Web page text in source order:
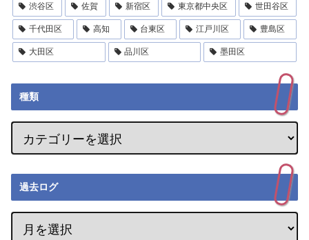
渋谷区 佐賀 新宿区 東京都中央区 世田谷区
千代田区 高知 台東区 江戸川区 豊島区
大田区 品川区 墨田区
種類
過去ログ